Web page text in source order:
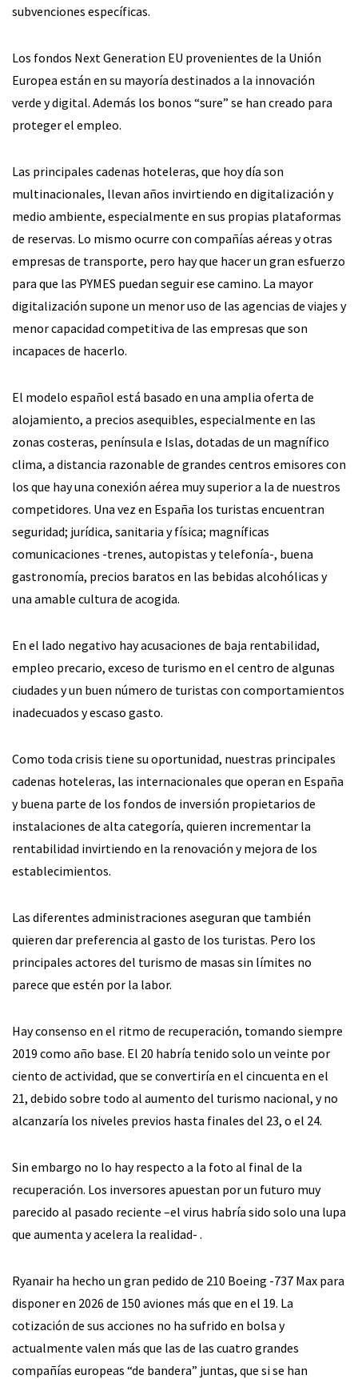
subvenciones específicas.
Los fondos Next Generation EU provenientes de la Unión
Europea están en su mayoría destinados a la innovación
verde y digital. Además los bonos “sure” se han creado para
proteger el empleo.
Las principales cadenas hoteleras, que hoy día son
multinacionales, llevan años invirtiendo en digitalización y
medio ambiente, especialmente en sus propias plataformas
de reservas. Lo mismo ocurre con compañías aéreas y otras
empresas de transporte, pero hay que hacer un gran esfuerzo
para que las PYMES puedan seguir ese camino. La mayor
digitalización supone un menor uso de las agencias de viajes y
menor capacidad competitiva de las empresas que son
incapaces de hacerlo.
El modelo español está basado en una amplia oferta de
alojamiento, a precios asequibles, especialmente en las
zonas costeras, península e Islas, dotadas de un magnífico
clima, a distancia razonable de grandes centros emisores con
los que hay una conexión aérea muy superior a la de nuestros
competidores. Una vez en España los turistas encuentran
seguridad; jurídica, sanitaria y física; magníficas
comunicaciones -trenes, autopistas y telefonía-, buena
gastronomía, precios baratos en las bebidas alcohólicas y
una amable cultura de acogida.
En el lado negativo hay acusaciones de baja rentabilidad,
empleo precario, exceso de turismo en el centro de algunas
ciudades y un buen número de turistas con comportamientos
inadecuados y escaso gasto.
Como toda crisis tiene su oportunidad, nuestras principales
cadenas hoteleras, las internacionales que operan en España
y buena parte de los fondos de inversión propietarios de
instalaciones de alta categoría, quieren incrementar la
rentabilidad invirtiendo en la renovación y mejora de los
establecimientos.
Las diferentes administraciones aseguran que también
quieren dar preferencia al gasto de los turistas. Pero los
principales actores del turismo de masas sin límites no
parece que estén por la labor.
Hay consenso en el ritmo de recuperación, tomando siempre
2019 como año base. El 20 habría tenido solo un veinte por
ciento de actividad, que se convertiría en el cincuenta en el
21, debido sobre todo al aumento del turismo nacional, y no
alcanzaría los niveles previos hasta finales del 23, o el 24.
Sin embargo no lo hay respecto a la foto al final de la
recuperación. Los inversores apuestan por un futuro muy
parecido al pasado reciente –el virus habría sido solo una lupa
que aumenta y acelera la realidad- .
Ryanair ha hecho un gran pedido de 210 Boeing -737 Max para
disponer en 2026 de 150 aviones más que en el 19. La
cotización de sus acciones no ha sufrido en bolsa y
actualmente valen más que las de las cuatro grandes
compañías europeas “de bandera” juntas, que si se han